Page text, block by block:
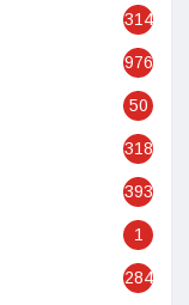
314
976
50
318
393
1
284